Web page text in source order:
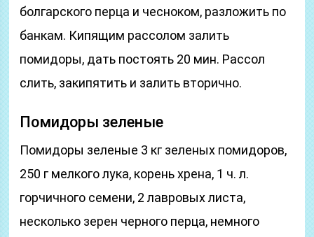
болгарского перца и чесноком, разложить по
банкам. Кипящим рассолом залить
помидоры, дать постоять 20 мин. Рассол
слить, закипятить и залить вторично.
Помидоры зеленые
Помидоры зеленые 3 кг зеленых помидоров,
250 г мелкого лука, корень хрена, 1 ч. л.
горчичного семени, 2 лавровых листа,
несколько зерен черного перца, немного